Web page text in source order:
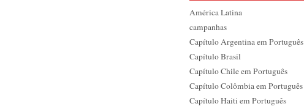
América Latina
campanhas
Capítulo Argentina em Português
Capítulo Brasil
Capítulo Chile em Português
Capítulo Colômbia em Português
Capítulo Haiti em Português